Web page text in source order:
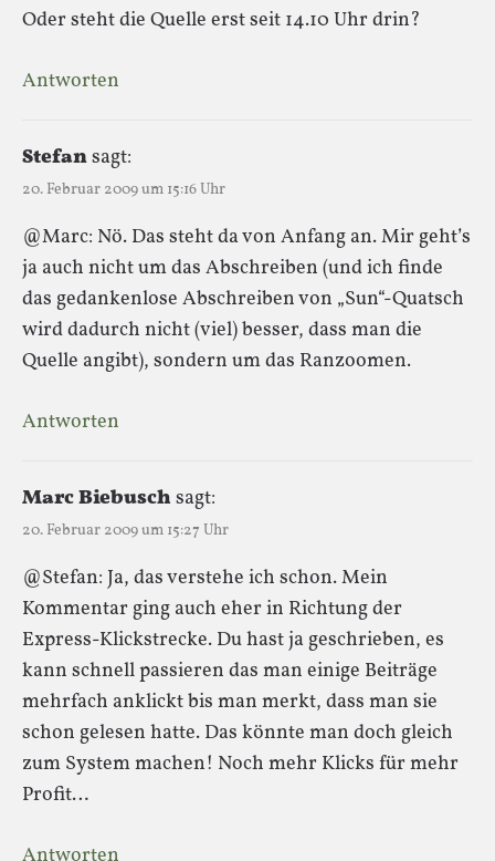
Oder steht die Quelle erst seit 14.10 Uhr drin?
Antworten
Stefansagt:
20. Februar 2009 um 15:16 Uhr
@Marc: Nö. Das steht da von Anfang an. Mir geht’s
ja auch nicht um das Abschreiben (und ich finde
das gedankenlose Abschreiben von „Sun“-Quatsch
wird dadurch nicht (viel) besser, dass man die
Quelle angibt), sondern um das Ranzoomen.
Antworten
Marc Biebusch sagt:
20. Februar 2009 um 15:27 Uhr
@Stefan: Ja, das verstehe ich schon. Mein
Kommentar ging auch eher in Richtung der
Express-Klickstrecke. Du hast ja geschrieben, es
kann schnell passieren das man einige Beiträge
mehrfach anklickt bis man merkt, dass man sie
schon gelesen hatte. Das könnte man doch gleich
zum System machen! Noch mehr Klicks für mehr
Profit…